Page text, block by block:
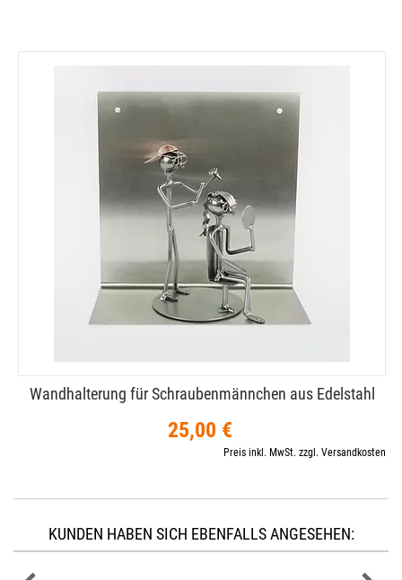
Wandhalterung für Schraubenmännchen aus Edelstahl
25,00 €
Preis inkl. MwSt. zzgl. Versandkosten
KUNDEN HABEN SICH EBENFALLS ANGESEHEN: